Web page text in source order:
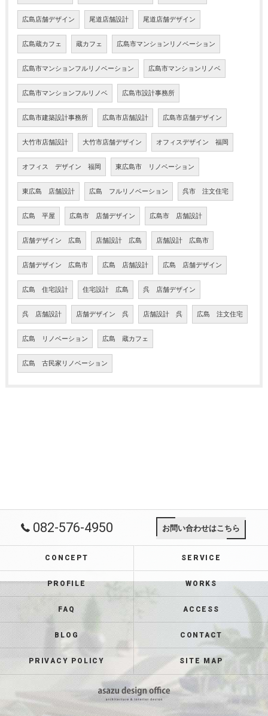
広島店舗デザイン 尾道店舗設計 尾道店舗デザイン
広島蔵カフェ 蔵カフェ 広島市マンションリノベーション
広島市マンションフルリノベーション 広島市マンションリノベ
広島市マンションフルリノベ 広島市設計事務所
広島市建築設計事務所 広島市店舗設計 広島市店舗デザイン
大竹市店舗設計 大竹市店舗デザイン オフィスデザイン 福岡
オフィス デザイン 福岡 東広島市 リノベーション
東広島 店舗設計 広島 フルリノベーション 呉市 注文住宅
広島 平屋 広島市 店舗デザイン 広島市 店舗設計
店舗デザイン 広島 店舗設計 広島 店舗設計 広島市
店舗デザイン 広島市 広島 店舗設計 広島 店舗デザイン
広島 住宅設計 住宅設計 広島 呉 店舗デザイン
呉 店舗設計 店舗デザイン 呉 店舗設計 呉 広島 注文住宅
広島 リノベーション 広島 蔵カフェ
広島 古民家リノベーション
082-576-4950 お問い合わせはこちら
CONCEPT SERVICE
PROFILE WORKS
FAQ ACCESS
BLOG CONTACT
PRIVACY POLICY SITE MAP